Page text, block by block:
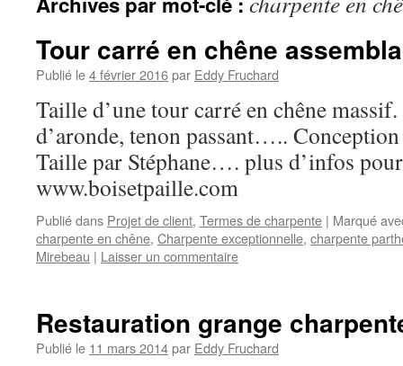
Tour carré en chêne
Publié le4 février 2016par Eddy Fruchard
Taille d’une tour carré en chêne
d’aronde, tenon passant…..
Taille par Stéphane…. plus d’infos
www.boisetpaille.com
Publié dans Projet de client, Termes de charpente | Marqué
charpente en chêne, Charpente exceptionnelle, charpente
Mirebeau | Laisser un commentaire
Restauration grange
Publié le 11 mars 2014par Eddy Fruchard